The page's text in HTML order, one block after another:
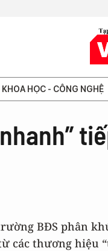
KHOA HỌC - CÔNG NGHỆ
BĐS phân
các thương hiệu